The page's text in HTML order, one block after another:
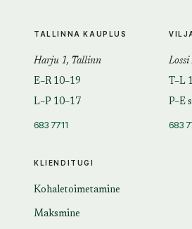
KLIENDITUGI
Kohaletoimetamine
Maksmine
TALLINNA KAUPLUS
Harju 1, Tallinn
E–R 10–19
L–P 10–17
683 7711
T–L
P–E
683